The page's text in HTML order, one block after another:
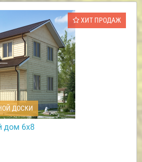
ХИТ ПРОДАЖ
ДОСКИ
дом 6х8